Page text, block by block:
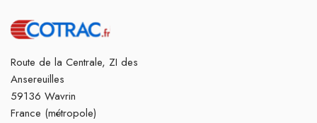
Route de la Centrale, ZI des
Ansereuilles
59136 Wavrin
France (métropole)